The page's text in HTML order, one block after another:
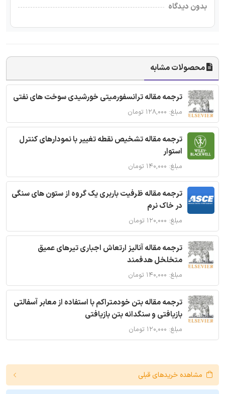
بدون دیدگاه
محصولات مشابه
ترجمه مقاله ترانسفورمیتی خورشیدی سوخت های نفتی
مبلغ: ۱۲۸,۰۰۰ تومان
ترجمه مقاله تشخیص نقطه تغییر با نمودارهای کنترل
استوار
مبلغ: ۱۴۰,۰۰۰ تومان
ترجمه مقاله ظرفیت باربری یک گروه از ستون های سنگی
در خاک نرم
مبلغ: ۱۲۰,۰۰۰ تومان
ترجمه مقاله آنالیز ارتعاش اجباری تیرهای عمیق
متخلخل هدفمند
مبلغ: ۱۴۰,۰۰۰ تومان
ترجمه مقاله بتن خودمتراکم با استفاده از معابر آسفالتی
بازیافتی و سنگدانه بتن بازیافتی
مبلغ: ۱۲۰,۰۰۰ تومان
مشاهده خریدهای قبلی